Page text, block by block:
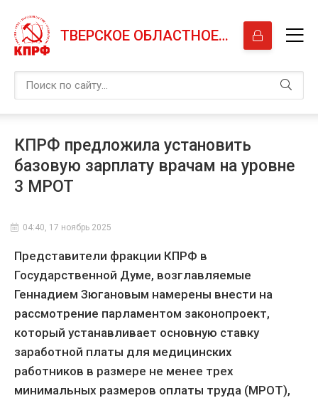
ТВЕРСКОЕ ОБЛАСТНОЕ ОТДЕЛЕНИЕ КПРФ
КПРФ предложила установить
базовую зарплату врачам на уровне
3 МРОТ
04:40, 17 ноябрь 2025
Представители фракции КПРФ в
Государственной Думе, возглавляемые
Геннадием Зюгановым намерены внести на
рассмотрение парламентом законопроект,
который устанавливает основную ставку
заработной платы для медицинских
работников в размере не менее трех
минимальных размеров оплаты труда (МРОТ),